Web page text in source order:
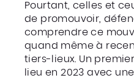
Pourtant, celles et
de promouvoir,
comprendre ce
quand même à
tiers-lieux. Un
lieu en 2023 avec